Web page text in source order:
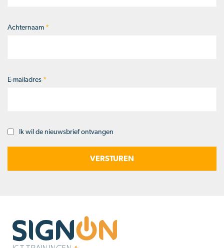
Achternaam *
E-mailadres *
Opt-Ik wil de nieuwsbrief ontvangen